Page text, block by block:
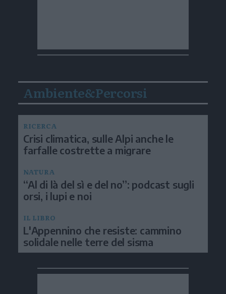
Ambiente&Percorsi
RICERCA
Crisi climatica, sulle Alpi anche le
farfalle costrette a migrare
NATURA
“Al di là del sì e del no”: podcast sugli
orsi, i lupi e noi
IL LIBRO
L'Appennino che resiste: cammino
solidale nelle terre del sisma